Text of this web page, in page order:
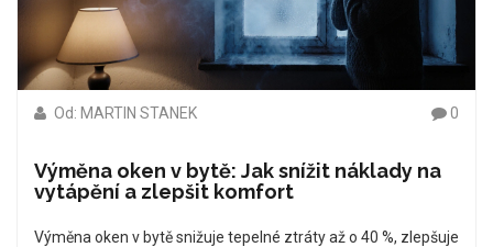
Od: MARTIN STANEK 0
Výměna oken v bytě: Jak snížit náklady na
vytápění a zlepšit komfort
Výměna oken v bytě snižuje tepelné ztráty až o 40 %, zlepšuje